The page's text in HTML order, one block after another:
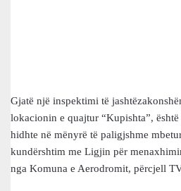
Gjatë një inspektimi të
lokacionin e quajtur “Kupishta”,
hidhte në mënyrë të paligjshme
kundërshtim me Ligjin për
nga Komuna e Aerodromit, përcjell